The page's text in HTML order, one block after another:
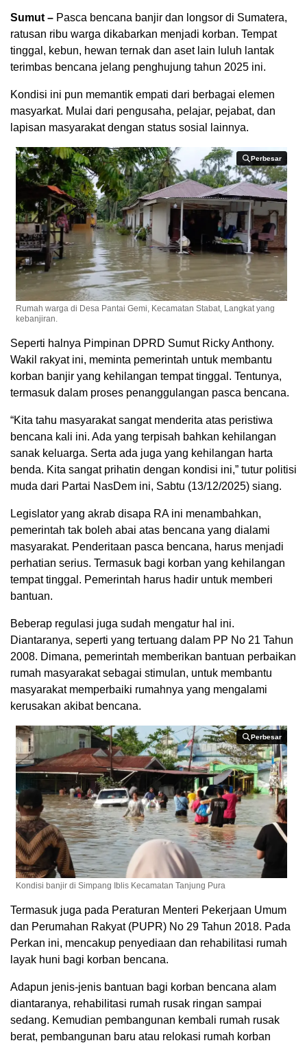
Sumut – Pasca bencana banjir dan longsor di Sumatera,
ratusan ribu warga dikabarkan menjadi korban. Tempat
tinggal, kebun, hewan ternak dan aset lain luluh lantak
terimbas bencana jelang penghujung tahun 2025 ini.
Kondisi ini pun memantik empati dari berbagai elemen
masyarkat. Mulai dari pengusaha, pelajar, pejabat, dan
lapisan masyarakat dengan status sosial lainnya.
Perbesar
Perbesar
Rumah warga di Desa Pantai Gemi, Kecamatan Stabat, Langkat yang
kebanjiran.
Seperti halnya Pimpinan DPRD Sumut Ricky Anthony.
Wakil rakyat ini, meminta pemerintah untuk membantu
korban banjir yang kehilangan tempat tinggal. Tentunya,
termasuk dalam proses penanggulangan pasca bencana.
“Kita tahu masyarakat sangat menderita atas peristiwa
bencana kali ini. Ada yang terpisah bahkan kehilangan
sanak keluarga. Serta ada juga yang kehilangan harta
benda. Kita sangat prihatin dengan kondisi ini,” tutur politisi
muda dari Partai NasDem ini, Sabtu (13/12/2025) siang.
Legislator yang akrab disapa RA ini menambahkan,
pemerintah tak boleh abai atas bencana yang dialami
masyarakat. Penderitaan pasca bencana, harus menjadi
perhatian serius. Termasuk bagi korban yang kehilangan
tempat tinggal. Pemerintah harus hadir untuk memberi
bantuan.
Beberap regulasi juga sudah mengatur hal ini.
Diantaranya, seperti yang tertuang dalam PP No 21 Tahun
2008. Dimana, pemerintah memberikan bantuan perbaikan
rumah masyarakat sebagai stimulan, untuk membantu
masyarakat memperbaiki rumahnya yang mengalami
kerusakan akibat bencana.
Perbesar
Perbesar
Kondisi banjir di Simpang Iblis Kecamatan Tanjung Pura
Termasuk juga pada Peraturan Menteri Pekerjaan Umum
dan Perumahan Rakyat (PUPR) No 29 Tahun 2018. Pada
Perkan ini, mencakup penyediaan dan rehabilitasi rumah
layak huni bagi korban bencana.
Adapun jenis-jenis bantuan bagi korban bencana alam
diantaranya, rehabilitasi rumah rusak ringan sampai
sedang. Kemudian pembangunan kembali rumah rusak
berat, pembangunan baru atau relokasi rumah korban